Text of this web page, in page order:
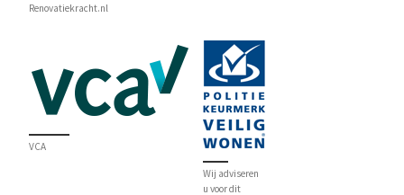
Renovatiekracht.nl
VCA
Wij adviseren
u voor dit